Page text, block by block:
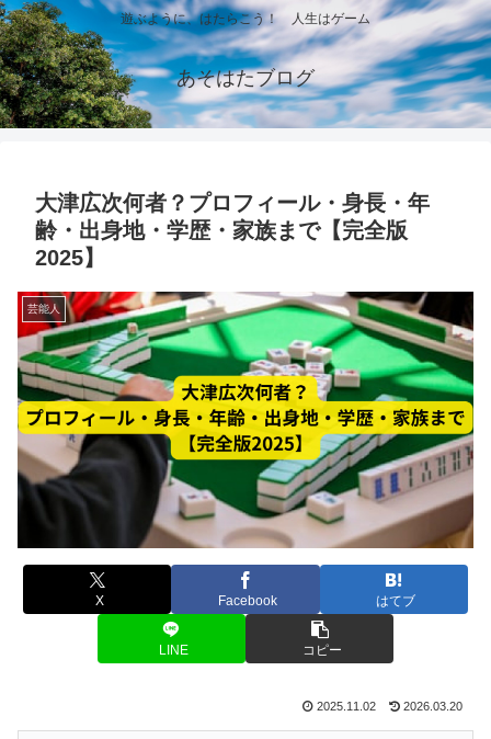
遊ぶように、はたらこう！ 人生はゲーム
あそはたブログ
大津広次何者？プロフィール・身長・年
齢・出身地・学歴・家族まで【完全版
2025】
芸能人
X Facebook はてブ
LINE コピー
2025.11.02 2026.03.20